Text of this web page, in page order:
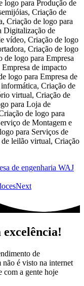
de engenharia WAJ
Next
excelência!
de
é visto na internet
com a gente hoje